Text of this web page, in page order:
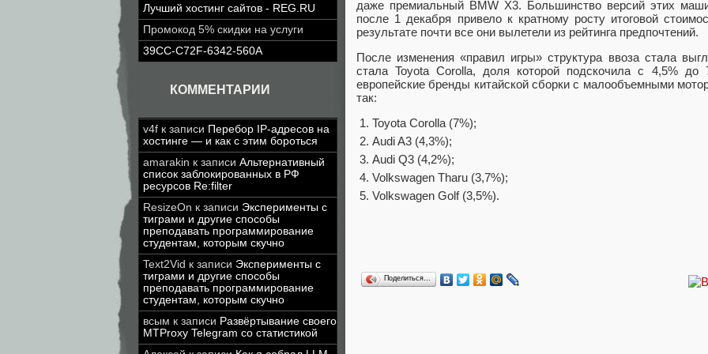
Лучший хостинг сайтов - REG.RU
Промокод 5% скидки на услуги
39CC-C72F-6342-560A
КОММЕНТАРИИ
v4f к записи Перебор IP-адресов на
хостинге — и как с этим бороться
amarakin к записи Альтернативный
список заблокированных в РФ
ресурсов Re:filter
ResizeOn к записи Эксперименты с
тиграми и другие способы
преподавать программирование
студентам, которым скучно
Text2Vid к записи Эксперименты с
тиграми и другие способы
преподавать программирование
студентам, которым скучно
всым к записи Развёртывание своего
MTProxy Telegram со статистикой
даже премиальный BMW X3. Большинство версий этих
после 1 декабря привело к кратному росту итоговой
результате почти все они вылетели из рейтинга предпочтений.
После изменения «правил игры» структура ввоза стала
стала Toyota Corolla, доля которой подскочила с 4,5% до
европейские бренды китайской сборки с малообъемными
так:
Toyota Corolla (7%);
Audi A3 (4,3%);
Audi Q3 (4,2%);
Volkswagen Tharu (3,7%);
Volkswagen Golf (3,5%).
Поделиться…